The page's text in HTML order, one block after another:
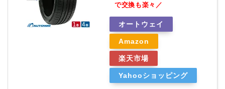
で交換も楽々／
オートウェイ
Amazon
楽天市場
Yahooショッピング